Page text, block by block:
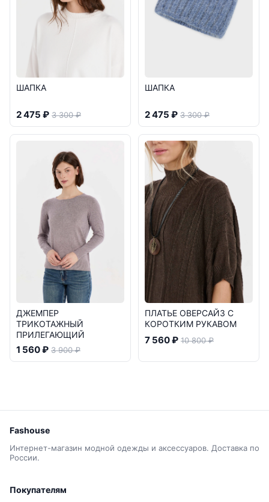
ШАПКА
2 475 ₽ 3 300 ₽
ШАПКА
2 475 ₽ 3 300 ₽
ДЖЕМПЕР
ТРИКОТАЖНЫЙ
ПРИЛЕГАЮЩИЙ
1 560 ₽ 3 900 ₽
ПЛАТЬЕ ОВЕРСАЙЗ С
КОРОТКИМ РУКАВОМ
7 560 ₽ 10 800 ₽
Fashouse
Интернет-магазин модной одежды и аксессуаров. Доставка по
России.
Покупателям